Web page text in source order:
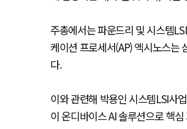
주총에서는 파운드리 및 시스템
케이션 프로세서(AP) 엑시노스는
다.
이와 관련해 박용인 시스템LSI사
이 온디바이스 AI 솔루션으로 핵